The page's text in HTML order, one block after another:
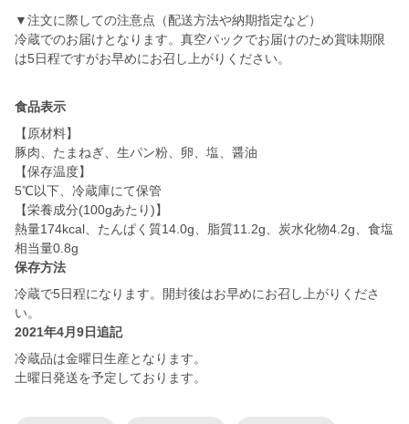
▼注文に際しての注意点（配送方法や納期指定など）
冷蔵でのお届けとなります。真空パックでお届けのため賞味期限
は5日程ですがお早めにお召し上がりください。
食品表示
【原材料】
豚肉、たまねぎ、生パン粉、卵、塩、醤油
【保存温度】
5℃以下、冷蔵庫にて保管
【栄養成分(100gあたり)】
熱量174kcal、たんぱく質14.0g、脂質11.2g、炭水化物4.2g、食塩
相当量0.8g
保存方法
冷蔵で5日程になります。開封後はお早めにお召し上がりくださ
い。
2021年4月9日追記
冷蔵品は金曜日生産となります。
土曜日発送を予定しております。